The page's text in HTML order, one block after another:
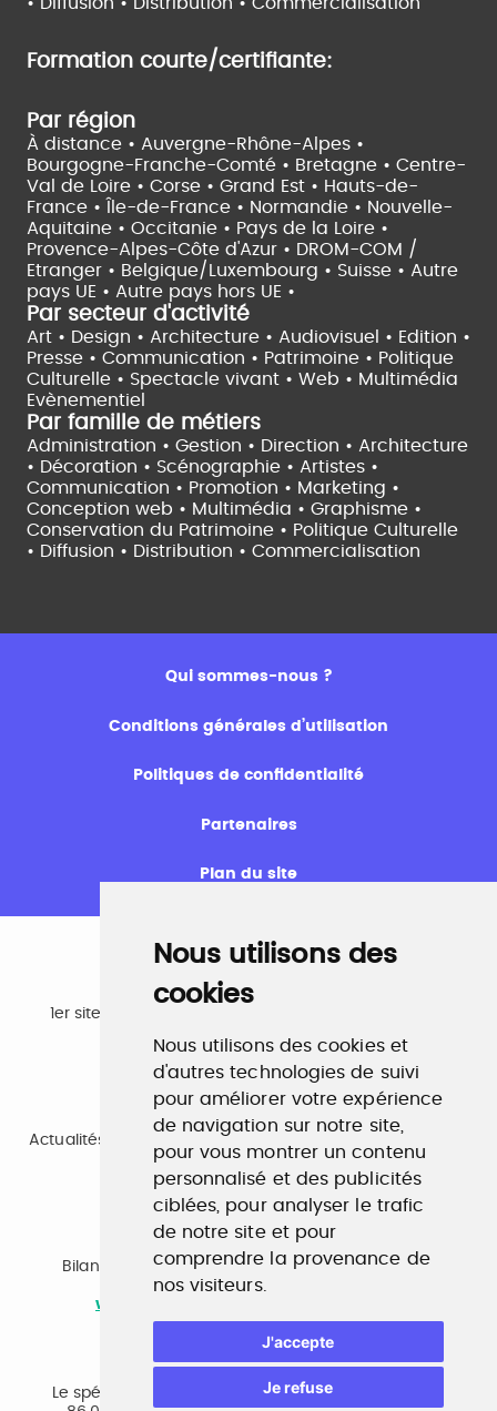
Nous utilisons des
cookies
Nous utilisons des cookies et
d'autres technologies de suivi
pour améliorer votre expérience
de navigation sur notre site,
pour vous montrer un contenu
personnalisé et des publicités
ciblées, pour analyser le trafic
de notre site et pour
comprendre la provenance de
nos visiteurs.
J'accepte
Je refuse
• Diffusion • Distribution • Commercialisation
Formation courte/certifiante:
Par région
À distance • Auvergne-Rhône-Alpes •
Bourgogne-Franche-Comté • Bretagne • Centre-
Val de Loire • Corse • Grand Est • Hauts-de-
France •
Île-de-France • Normandie • Nouvelle-
Aquitaine • Occitanie • Pays de la Loire •
Provence-Alpes-Côte d'Azur • DROM-COM /
Etranger • Belgique/Luxembourg • Suisse • Autre
pays UE • Autre pays hors UE •
Par secteur d'activité
Art • Design • Architecture • Audiovisuel • Edition •
Presse • Communication • Patrimoine • Politique
Culturelle • Spectacle vivant • Web • Multimédia
Evènementiel
Par famille de métiers
Administration • Gestion • Direction • Architecture
• Décoration • Scénographie • Artistes •
Communication • Promotion • Marketing •
Conception web • Multimédia • Graphisme •
Conservation du Patrimoine • Politique Culturelle
• Diffusion • Distribution • Commercialisation
Qui sommes-nous ?
Conditions générales d’utilisation
Politiques de confidentialité
Partenaires
Plan du site
Emploi
1er site emploi du secteur culturel 784.000 visites et
www.profilculture.com
Formation
Actualités, guide et annuaire des formations aux métiers
de la culture.
www.profilculture-formation.com
Accompagnement professionnel
Bilan de compétences, coaching, techniques de
recherche d'emploi, entretien conseil.
www.profilculture-competences.com
Le spécialiste du secteur culturel, une cvthèque de